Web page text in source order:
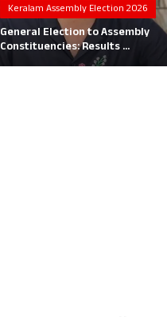
Keralam Assembly Election 2026
General Election to Assembly
Constituencies: Results ...